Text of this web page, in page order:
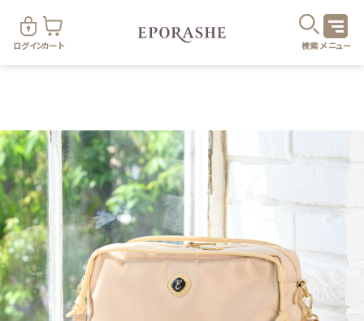
ログインカート 検索メニュー
カテゴ
お得なセット・キャンペーン お悩